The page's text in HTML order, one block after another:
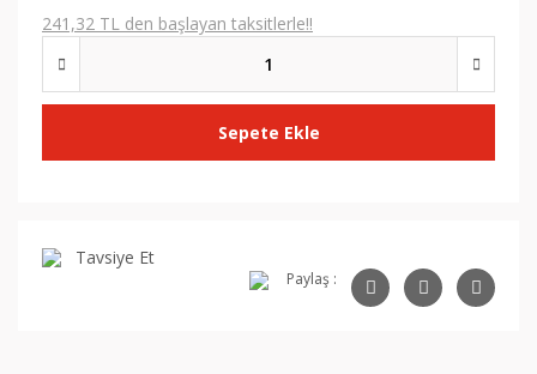
241,32 TL den başlayan taksitlerle!!
Sepete Ekle
Tavsiye Et
Paylaş :